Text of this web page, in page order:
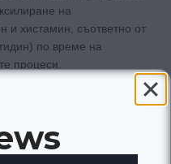
на
и хистамин, съответно от
по време на
процеси.
и количествения състав
на производство и